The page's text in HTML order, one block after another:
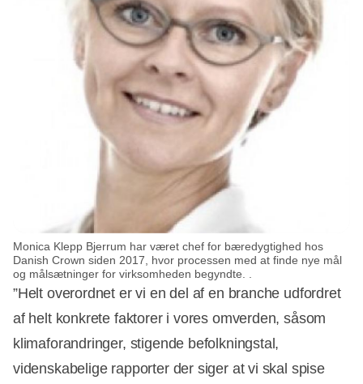
Monica Klepp Bjerrum har været chef for bæredygtighed hos
Danish Crown siden 2017, hvor processen med at finde nye mål
og målsætninger for virksomheden begyndte. .
”Helt overordnet er vi en del af en branche udfordret
af helt konkrete faktorer i vores omverden, såsom
klimaforandringer, stigende befolkningstal,
videnskabelige rapporter der siger at vi skal spise